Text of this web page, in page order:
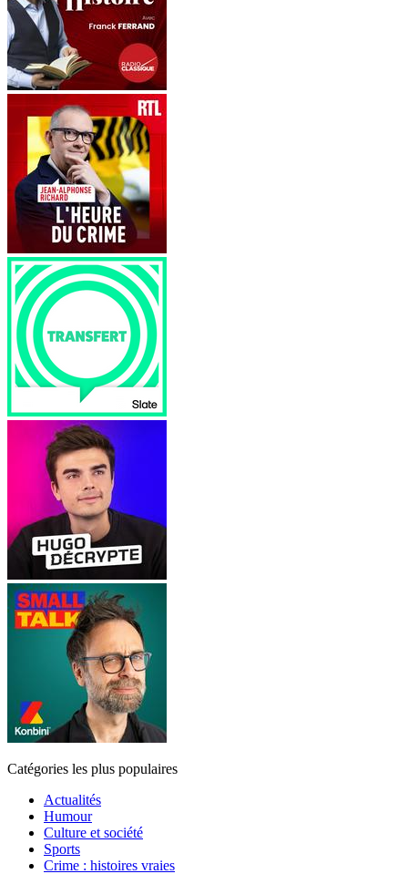
Catégories les plus populaires
Actualités
Humour
Culture et société
Sports
Crime : histoires vraies